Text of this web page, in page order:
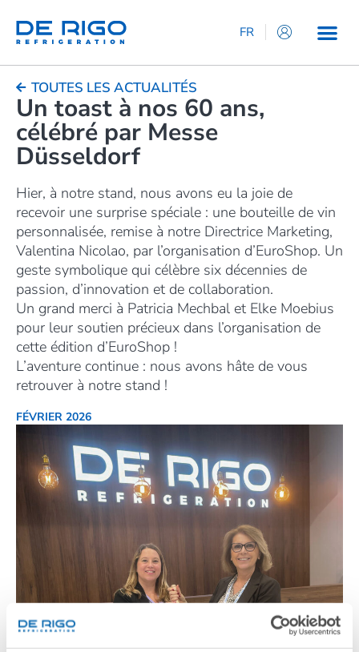
FR
IT
ES
TOUTES LES ACTUALITÉS
Un toast à nos 60 ans,
célébré par Messe
Düsseldorf
Hier, à notre stand, nous avons eu la joie de
recevoir une surprise spéciale : une bouteille de vin
personnalisée, remise à notre Directrice Marketing,
Valentina Nicolao, par l’organisation d’EuroShop. Un
geste symbolique qui célèbre six décennies de
passion, d’innovation et de collaboration.
Un grand merci à Patricia Mechbal et Elke Moebius
pour leur soutien précieux dans l’organisation de
cette édition d’EuroShop !
L’aventure continue : nous avons hâte de vous
retrouver à notre stand !
FÉVRIER 2026